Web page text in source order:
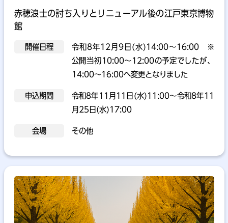
赤穂浪士の討ち入りとリニューアル後の江戸東京博物
館
開催日程
令和8年12月9日(水)14:00～16:00 ※
公開当初10:00～12:00の予定でしたが、
14:00～16:00へ変更となりました
申込期間
令和8年11月11日(水)11:00～令和8年11
月25日(水)17:00
会場 その他